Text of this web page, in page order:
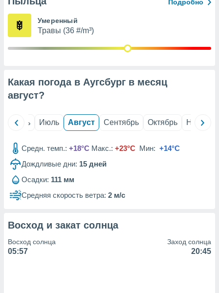
из
рекламы
сведения
Подробно
Умеренный
Травы (36 #/m³)
Какая погода в Аугсбург в месяц
август?
Июнь Июль Август Сентябрь Октябрь Ноябрь
Средн. темп.: +18°C Макс.: +23°C Мин: +14°C
Дождливые дни: 15 дней
Осадки: 111 мм
Средняя скорость ветра: 2 м/с
Восход и закат солнца
Восход солнца
05:57
Заход солнца
20:45